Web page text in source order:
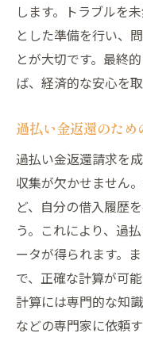
します。トラブルを
とした準備を行い、
とが大切です。最終
ば、経済的な安心を
過払い金返還のた
過払い金返還請求を
収集が欠かせません
ど、自分の借入履歴
う。これにより、過
ータが得られます。
で、正確な計算が可
計算には専門的な知
などの専門家に依頼